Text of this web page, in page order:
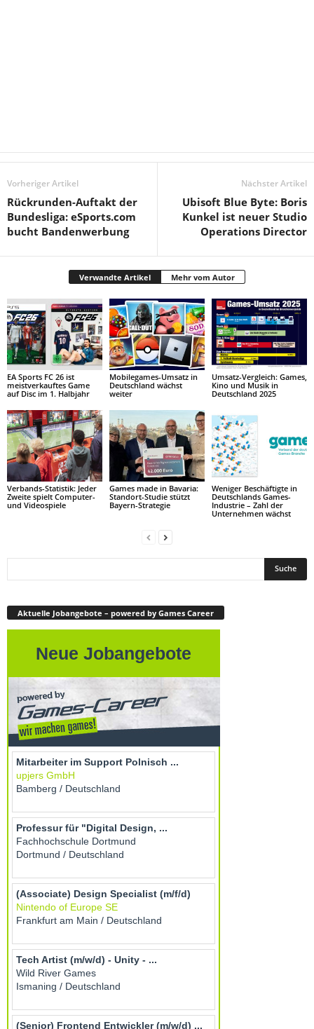
Vorheriger Artikel
Rückrunden-Auftakt der
Bundesliga: eSports.com
bucht Bandenwerbung
Nächster Artikel
Ubisoft Blue Byte: Boris
Kunkel ist neuer Studio
Operations Director
Verwandte Artikel Mehr vom Autor
EA Sports FC 26 ist
meistverkauftes Game
auf Disc im 1. Halbjahr
Mobilegames-Umsatz in
Deutschland wächst
weiter
Umsatz-Vergleich: Games,
Kino und Musik in
Deutschland 2025
Verbands-Statistik: Jeder
Zweite spielt Computer-
und Videospiele
Games made in Bavaria:
Standort-Studie stützt
Bayern-Strategie
Weniger Beschäftigte in
Deutschlands Games-
Industrie – Zahl der
Unternehmen wächst
Aktuelle Jobangebote – powered by Games Career